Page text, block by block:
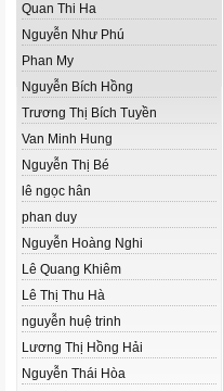
Quan Thi Ha
Nguyễn Như Phú
Phan My
Nguyễn Bích Hồng
Trương Thị Bích Tuyền
Van Minh Hung
Nguyễn Thị Bé
lê ngọc hân
phan duy
Nguyễn Hoàng Nghi
Lê Quang Khiêm
Lê Thị Thu Hà
nguyễn huệ trinh
Lương Thị Hồng Hải
Nguyễn Thái Hòa